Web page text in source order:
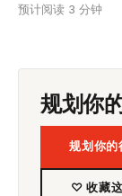
预计阅读 3 分钟
规划你
规划你的
♡ 收藏